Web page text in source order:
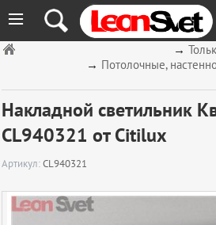
≡
→
→ Потолочные,
Накладной светильник
CL940321 от Citilux
Артикул:CL940321